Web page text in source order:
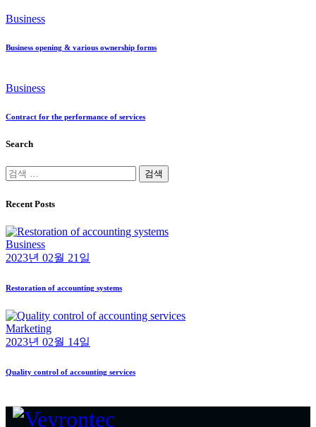
Business
Business opening & various ownership forms
Business
Contract for the performance of services
Search
검
Recent Posts
Business
2023년 02월 21일
Restoration of accounting systems
Marketing
2023년 02월 14일
Quality control of accounting services